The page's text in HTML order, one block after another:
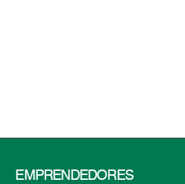
EMPRENDEDORES